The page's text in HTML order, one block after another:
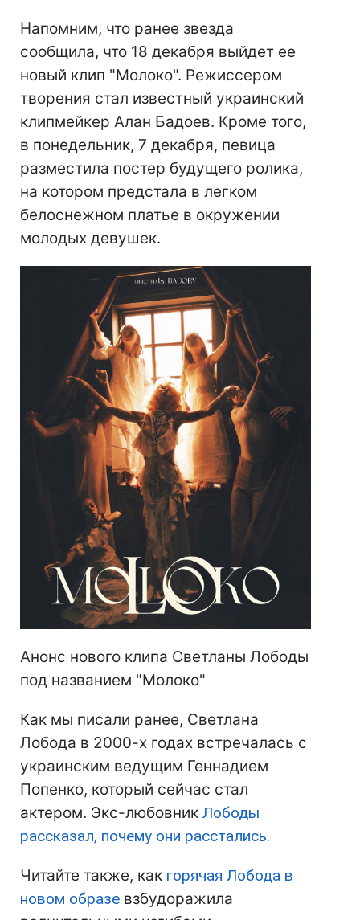
Напомним, что ранее звезда
сообщила, что 18 декабря выйдет ее
новый клип "Молоко". Режиссером
творения стал известный украинский
клипмейкер Алан Бадоев. Кроме того,
в понедельник, 7 декабря, певица
разместила постер будущего ролика,
на котором предстала в легком
белоснежном платье в окружении
молодых девушек.
Анонс нового клипа Светланы Лободы
под названием "Молоко"
Как мы писали ранее, Светлана
Лобода в 2000-х годах встречалась с
украинским ведущим Геннадием
Попенко, который сейчас стал
актером. Экс-любовник Лободы
рассказал, почему они расстались.
Читайте также, как горячая Лобода в
новом образе взбудоражила